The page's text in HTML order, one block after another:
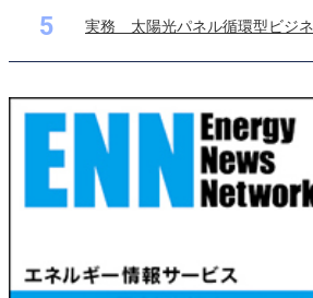
5 実務 太陽光パネル循環型ビジ